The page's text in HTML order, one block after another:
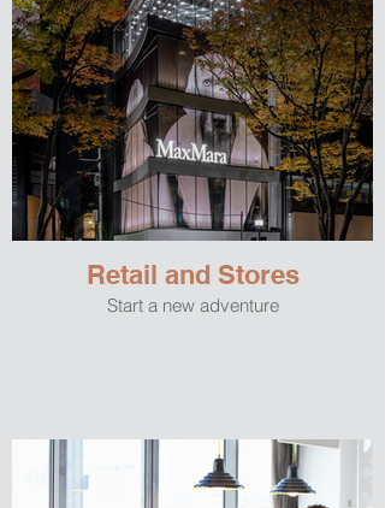
Retail and Stores
Start a new adventure